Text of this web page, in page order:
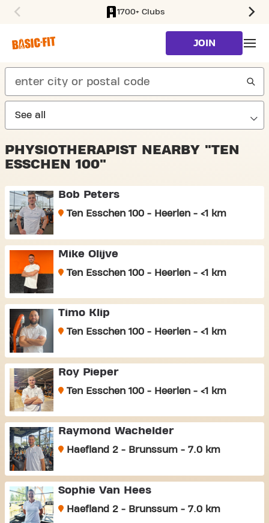
1700+ Clubs
JOIN
search
PHYSIOTHERAPIST NEARBY "TEN
ESSCHEN 100"
Bob Peters
Ten Esschen 100 - Heerlen - <1 km
Mike Olijve
Ten Esschen 100 - Heerlen - <1 km
Timo Klip
Ten Esschen 100 - Heerlen - <1 km
Roy Pieper
Ten Esschen 100 - Heerlen - <1 km
Raymond Wachelder
Haefland 2 - Brunssum - 7.0 km
Sophie Van Hees
Haefland 2 - Brunssum - 7.0 km